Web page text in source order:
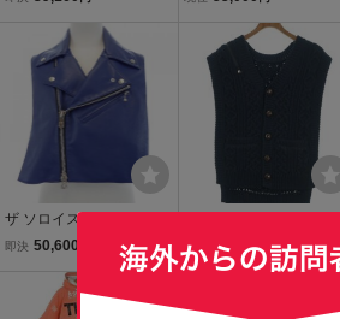
無地/0005bss20//
nd vest size48 BLACK タ
カヒロミヤシタ ソロイス
ト ベスト ジレ
ザ ソロイスト THE SOLOI
ST ベスト
即決 50,600
カヒロミヤシタザソロ
即決 23,600円